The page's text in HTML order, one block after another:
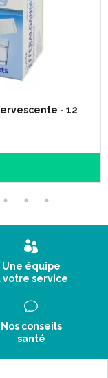
- 12
Une équipe
votre service
Nos conseils
santé